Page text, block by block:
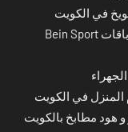
في الكويت
اشتراك بي ان سبورت المنطقة العاشرة باقات Bein Sport
المنزل في الكويت
هود مطابخ بالكويت